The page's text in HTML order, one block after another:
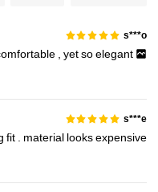
4.81 176K متابعون
s***o
,yetsoelegant
s***e
fit . material looksexpensive